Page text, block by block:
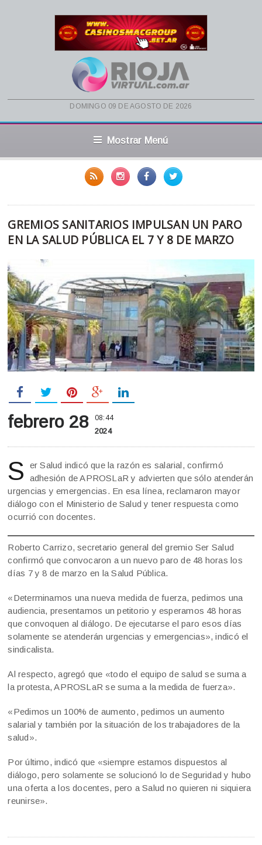
domingo 09 de agosto de 2026
Mostrar Menú
GREMIOS SANITARIOS IMPULSAN UN PARO
EN LA SALUD PÚBLICA EL 7 Y 8 DE MARZO
febrero 28 08:44
2024
S
er Salud indicó que la razón es salarial, confirmó
adhesión de APROSLaR y advierten que sólo atenderán
urgencias y emergencias. En esa línea, reclamaron mayor
diálogo con el Ministerio de Salud y tener respuesta como
ocurrió con docentes.
Roberto Carrizo, secretario general del gremio Ser Salud
confirmó que convocaron a un nuevo paro de 48 horas los
días 7 y 8 de marzo en la Salud Pública.
«Determinamos una nueva medida de fuerza, pedimos una
audiencia, presentamos un petitorio y esperamos 48 horas
que convoquen al diálogo. De ejecutarse el paro esos días
solamente se atenderán urgencias y emergencias», indicó el
sindicalista.
Al respecto, agregó que «todo el equipo de salud se suma a
la protesta, APROSLaR se suma a la medida de fuerza».
«Pedimos un 100% de aumento, pedimos un aumento
salarial y también por la situación de los trabajadores de la
salud».
Por último, indicó que «siempre estamos dispuestos al
diálogo, pero solamente se solucionó lo de Seguridad y hubo
una oferta a los docentes, pero a Salud no quieren ni siquiera
reunirse».